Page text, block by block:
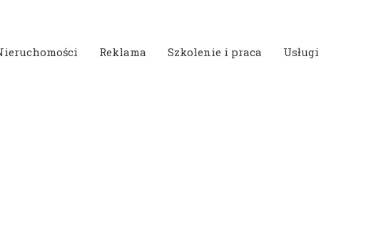
Reklama Szkolenie i praca Usługi